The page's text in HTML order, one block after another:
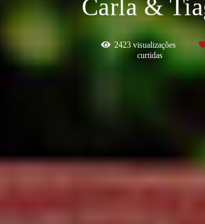
Carla &
2423 visualizações
curtidas